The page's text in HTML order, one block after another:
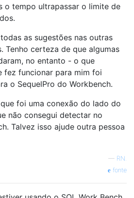
o tempo ultrapassar o limite de
as sugestões nas outras
Tenho certeza de que algumas
no entanto - o que
fez funcionar para mim foi
o SequelPro do Workbench.
foi uma conexão do lado do
não consegui detectar no
Talvez isso ajude outra pessoa
— RN.
fonte